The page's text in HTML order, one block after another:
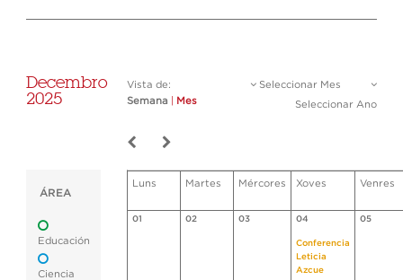
Decembro
2025
Vista de:
Semana
Mes
Seleccionar Mes
Seleccionar Ano
ÁREA
Educación
Ciencia
Luns Martes Mércores Xoves Venres
01 02 03 04
Conferencia
Leticia
Azcue
05